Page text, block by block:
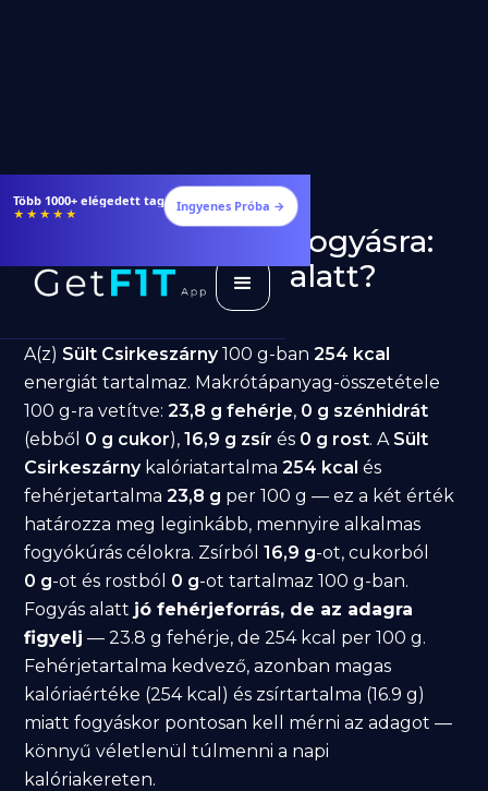
Több 1000+ elégedett tag
★★★★★ Ingyenes Próba →
Sült Csirkeszárny fogyásra:
jó választás diéta alatt?
A(z) Sült Csirkeszárny100 g-ban254 kcal
energiát tartalmaz. Makrótápanyag-összetétele
100 g-ra vetítve:23,8 g fehérje, 0 g szénhidrát
(ebből 0 g cukor),16,9 g zsír és 0 g rost. A Sült
Csirkeszárnykalóriatartalma254 kcal és
fehérjetartalma23,8 g per 100 g — ez a két érték
határozza meg leginkább, mennyire alkalmas
fogyókúrás célokra. Zsírból16,9 g-ot, cukorból
0 g-ot és rostból 0 g-ot tartalmaz 100 g-ban.
Fogyás alatt jó fehérjeforrás, de az adagra
figyelj — 23.8 g fehérje, de 254 kcal per 100 g.
Fehérjetartalma kedvező, azonban magas
kalóriaértéke (254 kcal) és zsírtartalma (16.9 g)
miatt fogyáskor pontosan kell mérni az adagot —
könnyű véletlenül túlmenni a napi
kalóriakereten.